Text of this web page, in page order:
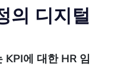
의 디지털
KPI에 대한 HR 임